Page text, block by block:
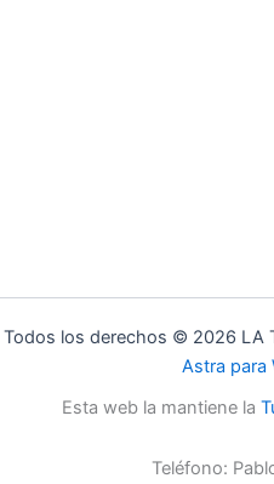
Todos los derechos © 2026 LA
Astra para
Esta web la mantiene la
Teléfono: